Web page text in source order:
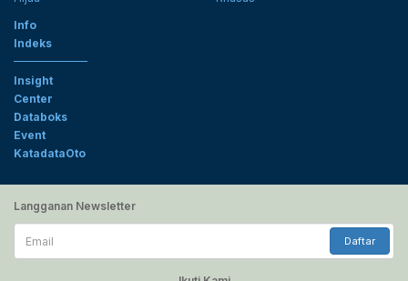
Info
Indeks
Insight
Center
Databoks
Event
KatadataOto
Langganan Newsletter
Email
Daftar